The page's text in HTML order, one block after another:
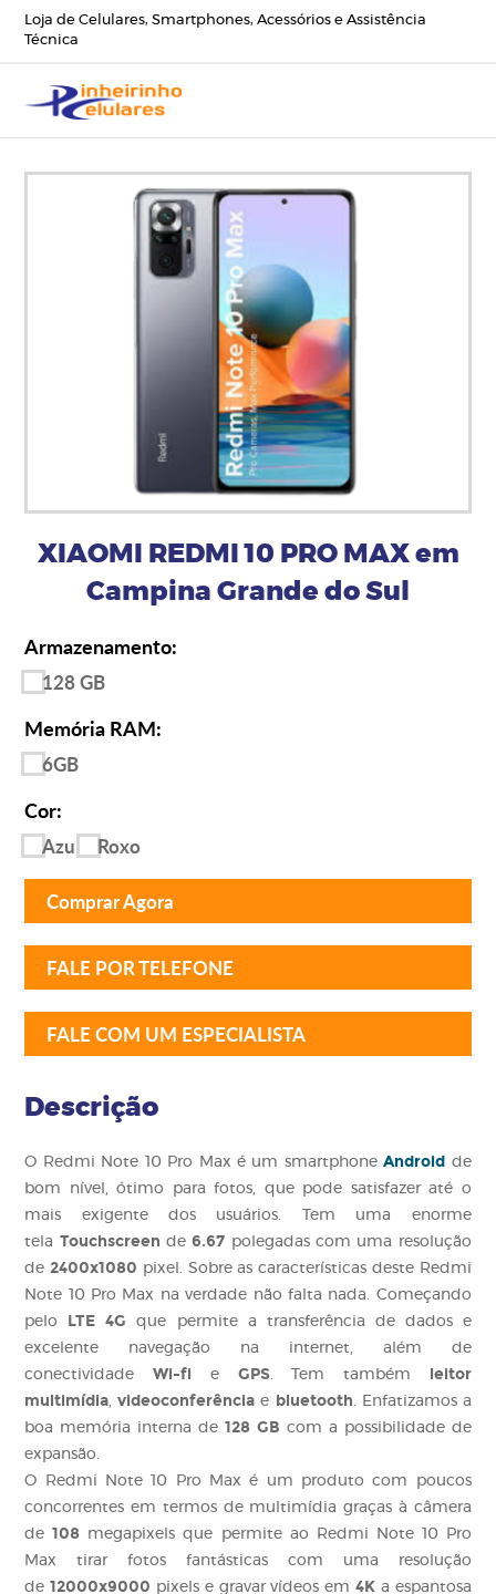
Loja de Celulares, Smartphones, Acessórios e Assistência
Técnica
XIAOMI REDMI 10 PRO MAX em
Campina Grande do Sul
Armazenamento:
128 GB
Memória RAM:
6GB
Cor:
Azul Roxo
Comprar Agora
FALE POR TELEFONE
FALE COM UM ESPECIALISTA
Descrição
O Redmi Note 10 Pro Max é um smartphoneAndroid de
bom nível, ótimo para fotos, que pode satisfazer até o
mais exigente dos usuários. Tem uma enorme
tela Touchscreen de6.67 polegadas com uma resolução
de2400x1080 pixel. Sobre as características deste Redmi
Note 10 Pro Max na verdade não falta nada. Começando
pelo LTE 4G
que permite a transferência de dados e
excelente navegação na internet, além de
conectividadeWi-fi e GPS. Tem também leitor
multimídia,videoconferência e bluetooth. Enfatizamos a
boa memória interna de128 GB com a possibilidade de
expansão.
O Redmi Note 10 Pro Max é um produto com poucos
concorrentes em termos de multimídia graças à câmera
de108 megapixels que permite ao Redmi Note 10 Pro
Max tirar fotos fantásticas com uma resolução
de12000x9000 pixels e gravar vídeos em4K a espantosa